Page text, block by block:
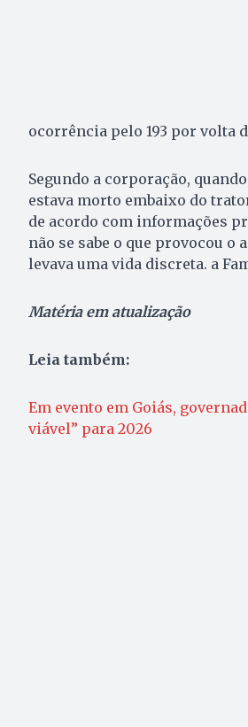
ocorrência pelo 193 por volta
Segundo a corporação,
estava morto embaixo do
de acordo com informações
não se sabe o que provocou o
levava uma vida discreta. a
Matéria em atualização
Leia também:
Em evento em Goiás,
viável” para 2026